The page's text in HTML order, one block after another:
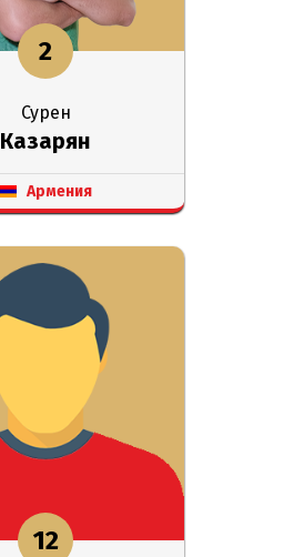
2
Сурен
Казарян
Армения
12